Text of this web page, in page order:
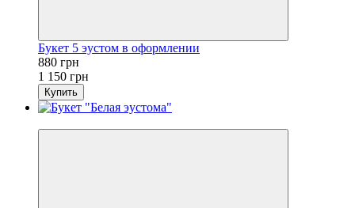
Букет 5 эустом в оформлении
880 грн
1 150 грн
Купить